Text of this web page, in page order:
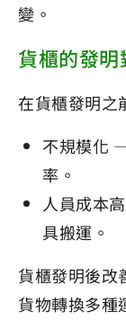
變。
貨櫃的發
在貨櫃發明之
不規模化
率。
人員成本
具搬運。
貨櫃發明後改
貨物轉換多種